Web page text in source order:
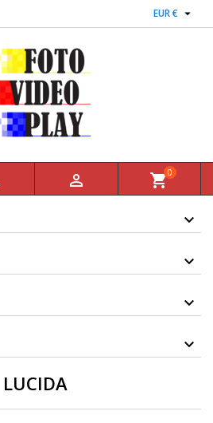
EUR € 
 shopping_cart0
LUCIDA